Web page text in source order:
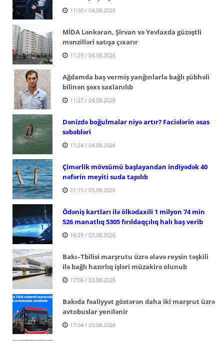
11:30 / 04.08.2026
MİDA Lənkəran, Şirvan və Yevlaxda güzəştli
mənzilləri satışa çıxarır
11:29 / 04.08.2026
Ağdamda baş vermiş yanğınlarla bağlı şübhəli
bilinən şəxs saxlanılıb
11:27 / 04.08.2026
Dənizdə boğulmalar niyə artır? Faciələrin əsas
səbəbləri
11:24 / 04.08.2026
Çimərlik mövsümü başlayandan indiyədək 40
nəfərin meyiti suda tapılıb
21:15 / 03.08.2026
Ödəniş kartları ilə ölkədaxili 1 milyon 74 min
526 manatlıq 5305 fırıldaqçılıq halı baş verib
18:29 / 03.08.2026
Bakı–Tbilisi marşrutu üzrə əlavə reysin təşkili
ilə bağlı hazırlıq işləri müzakirə olunub
17:06 / 03.08.2026
Bakıda fəaliyyət göstərən daha iki marşrut üzrə
avtobuslar yenilənir
17:04 / 03.08.2026